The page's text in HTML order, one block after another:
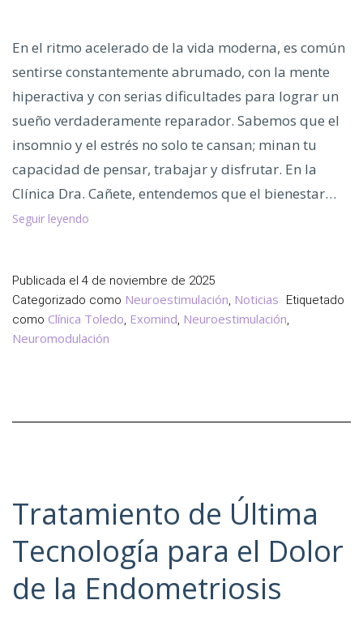
En el ritmo acelerado de la vida moderna, es común
sentirse constantemente abrumado, con la mente
hiperactiva y con serias dificultades para lograr un
sueño verdaderamente reparador. Sabemos que el
insomnio y el estrés no solo te cansan; minan tu
capacidad de pensar, trabajar y disfrutar. En la
Clínica Dra. Cañete, entendemos que el bienestar…
Seguir leyendo
Tratamiento
para
Mejorar
el Bienestar
Publicada el 4 de noviembre de 2025
Categorizado como Neuroestimulación, Noticias
Etiquetado
como Clínica Toledo, Exomind, Neuroestimulación,
Neuromodulación
Tratamiento de Última
Tecnología para el Dolor
de la Endometriosis